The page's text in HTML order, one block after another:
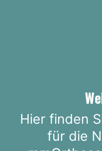
Hier finden
für die